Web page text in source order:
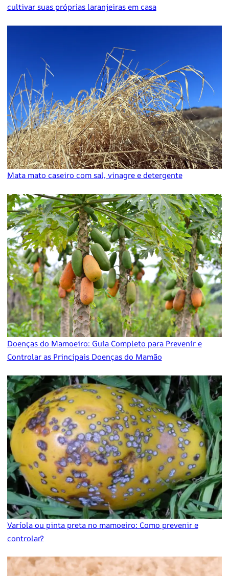
cultivar suas próprias laranjeiras em casa
Mata mato caseiro com sal, vinagre e detergente
Doenças do Mamoeiro: Guia Completo para Prevenir e
Controlar as Principais Doenças do Mamão
Varíola ou pinta preta no mamoeiro: Como prevenir e
controlar?